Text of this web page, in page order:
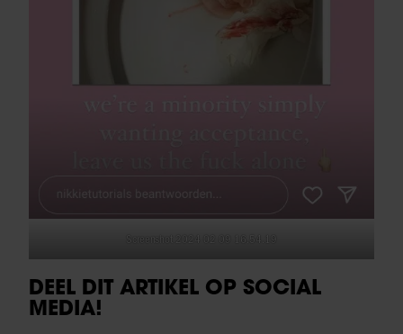
Screenshot 2024 02 09 16.54.19
DEEL DIT ARTIKEL OP SOCIAL
MEDIA!